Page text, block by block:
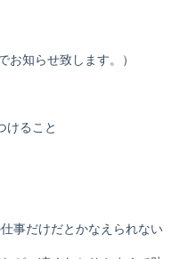
お知らせ致します。）
けること
事だけだとかなえられない